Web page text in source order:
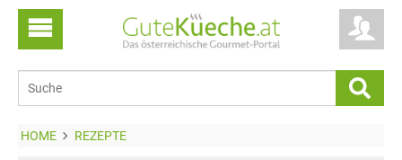
HOME REZEPTE